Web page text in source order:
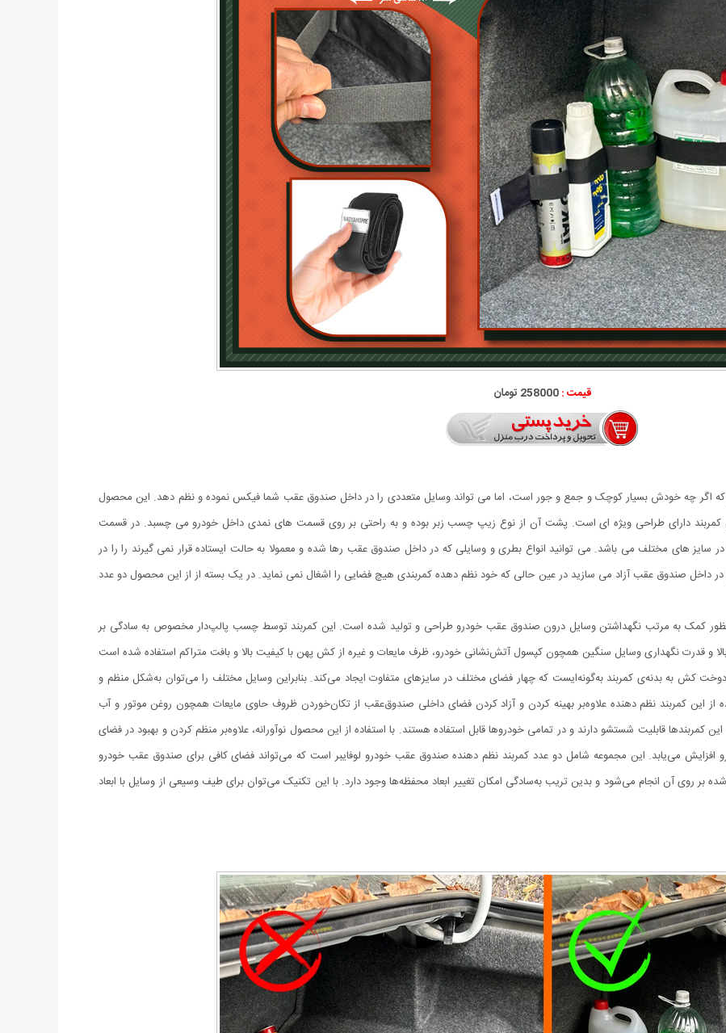
قیمت :258000 تومان
که اگر چه خودش بسیار کوچک و جمع و جور است، اما می تواند وسایل متعددی را در داخل صندوق عقب شما فیکس نموده و نظم دهد. این محصول
کمربند دارای طراحی ویژه ای است. پشت آن از نوع زیپ چسب زبر بوده و به راحتی بر روی قسمت های نمدی داخل خودرو می چسبد. در قسمت
سایز های مختلف می باشد. می توانید انواع بطری و وسایلی که در داخل صندوق عقب رها شده و معمولا به حالت ایستاده قرار نمی گیرند را را در
در داخل صندوق عقب آزاد می سازید در عین حالی که خود نظم دهده کمربندی هیچ فضایی را اشغال نمی نماید. در یک بسته از از این محصول دو عدد
کمک به مرتب نگهداشتن وسایل درون صندوق عقب خودرو طراحی و تولید شده است. این کمربند توسط چسب پالپ‌دار مخصوص به سادگی بر
قدرت نگهداری وسایل سنگین همچون کپسول آتش‌نشانی خودرو، ظرف مایعات و غیره از کش پهن با کیفیت بالا و بافت متراکم استفاده شده است
کش به بدنه‌ی کمربند به‌گونه‌ایست که چهار فضای مختلف در سایز‌های متفاوت ایجاد می‌کند. بنابراین وسایل مختلف را می‌توان به‌شکل منظم و
از این کمر‌بند نظم دهنده علاوه‌بر بهینه کردن و آزاد کردن فضای داخلی صندوق‌عقب از تکان‌خوردن ظروف حاوی مایعات همچون روغن موتور و آب
کمربندها قابلیت شستشو دارند و در تمامی خودروها قابل استفاده هستند. با استفاده از این محصول نوآورانه، علاوه‌بر منظم کردن و بهبود در فضای
افزایش می‌یابد. این مجموعه شامل دو عدد کمربند نظم دهنده صندوق عقب خودرو لوفایبر است که می‌تواند فضای کافی برای صندوق عقب خودرو
روی آن انجام می‌شود و بدین تریب به‌سادگی امکان تغییر ابعاد محفظه‌ها وجود دارد. با این تکنیک می‌توان برای طیف وسیعی از وسایل با ابعاد